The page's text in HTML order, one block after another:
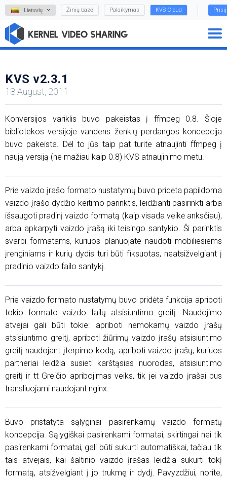
Lietuvių Žinių bazė Palaikymas KVS Cloud
KVS v2.3.1
18 August, 2011
Konversijos variklis buvo pakeistas į ffmpeg 0.8. Šioje
bibliotekos versijoje vandens ženklų perdangos koncepcija
buvo pakeista. Dėl to jūs taip pat turite atnaujinti ffmpeg į
naują versiją (ne mažiau kaip 0.8) KVS atnaujinimo metu.
Prie vaizdo įrašo formato nustatymų buvo pridėta papildoma
vaizdo įrašo dydžio keitimo parinktis, leidžianti pasirinkti arba
išsaugoti pradinį vaizdo formatą (kaip visada veikė anksčiau),
arba apkarpyti vaizdo įrašą iki teisingo santykio. Ši parinktis
svarbi formatams, kuriuos planuojate naudoti mobiliesiems
įrenginiams ir kurių dydis turi būti fiksuotas, neatsižvelgiant į
pradinio vaizdo failo santykį.
Prie vaizdo formato nustatymų buvo pridėta funkcija apriboti
tokio formato vaizdo failų atsisiuntimo greitį. Naudojimo
atvejai gali būti tokie: apriboti nemokamų vaizdo įrašų
atsisiuntimo greitį, apriboti žiūrimų vaizdo įrašų atsisiuntimo
greitį naudojant įterpimo kodą, apriboti vaizdo įrašų, kuriuos
partneriai leidžia susieti karštąsias nuorodas, atsisiuntimo
greitį ir tt Greičio apribojimas veiks, tik jei vaizdo įrašai bus
transliuojami naudojant nginx.
Buvo pristatyta sąlyginai pasirenkamų vaizdo formatų
koncepcija. Sąlygiškai pasirenkami formatai, skirtingai nei tik
pasirenkami formatai, gali būti sukurti automatiškai, tačiau tik
tais atvejais, kai šaltinio vaizdo įrašas leidžia sukurti tokį
formatą, atsižvelgiant į jo trukmę ir dydį. Pavyzdžiui, norite,